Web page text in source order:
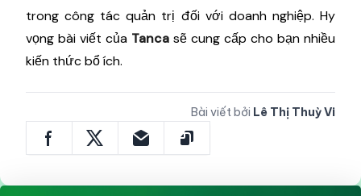
trong công tác quản trị đối với doanh nghiệp. Hy
vọng bài viết của Tanca sẽ cung cấp cho bạn nhiều
kiến thức bổ ích.
Bài viết bởi Lê Thị Thuỳ Vi